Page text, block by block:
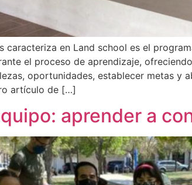
caracteriza en Land school es el
el proceso de aprendizaje,
oportunidades, establecer metas y
artículo de […]
aprender a